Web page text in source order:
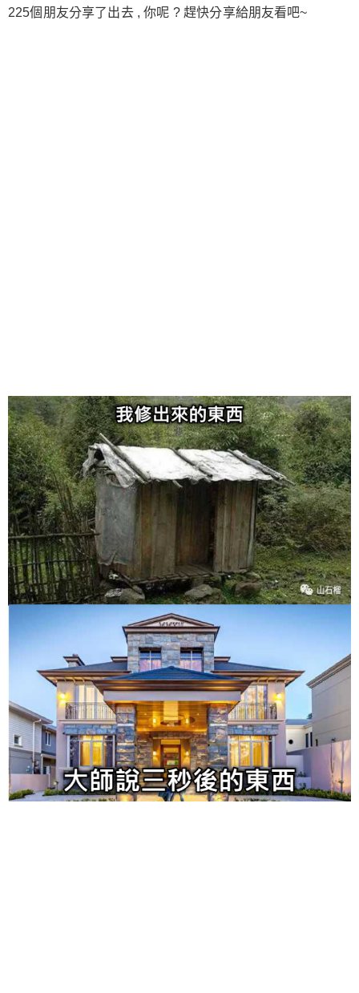
225個朋友分享了出去 , 你呢 ? 趕快分享給朋友看吧~
给admin打赏
5 元
20 元 50 元 自定义
¥
您没有权限发布内容，请购买会员或者提升权限。
6位以上
6位以上